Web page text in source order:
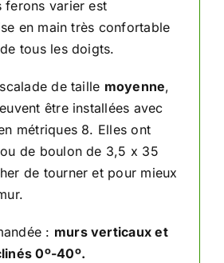
ferons varier est
en main très confortable
tous les doigts.
de taille moyenne,
être installées avec
métriques 8. Elles ont
de boulon de 3,5 x 35
de tourner et pour mieux
: murs verticaux et
0º-40º.